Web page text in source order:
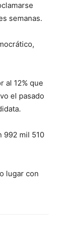
semanas.
al 12% que
el pasado
992 mil 510
lugar con